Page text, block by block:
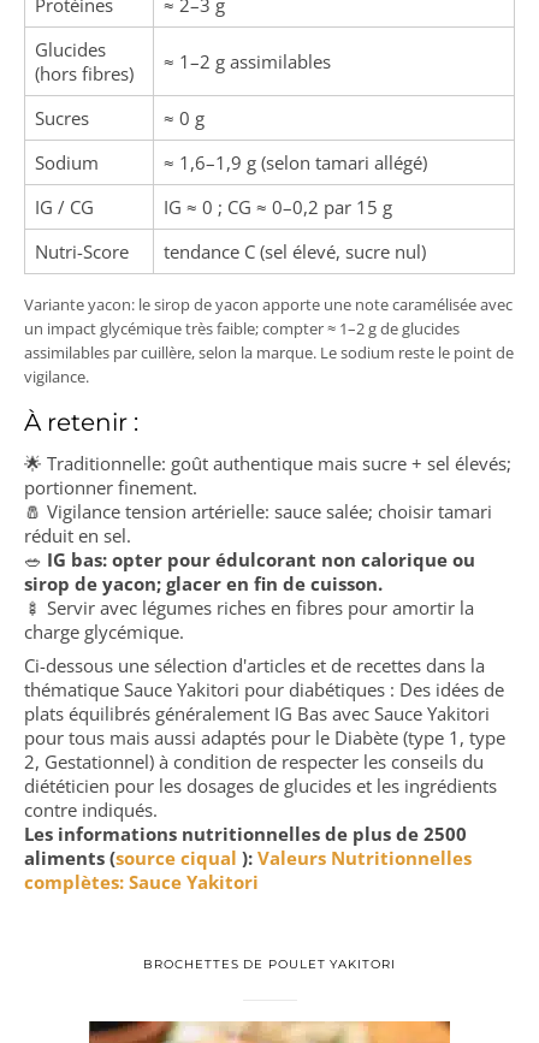
Protéines
≈ 2–3 g
Glucides
(hors fibres)
≈ 1–2 g assimilables
Sucres
≈ 0 g
Sodium
≈ 1,6–1,9 g (selon tamari allégé)
IG / CG
IG ≈ 0 ; CG ≈ 0–0,2 par 15 g
Nutri-Score
tendance C (sel élevé, sucre nul)
Variante yacon: le sirop de yacon apporte une note caramélisée avec
un impact glycémique très faible; compter ≈ 1–2 g de glucides
assimilables par cuillère, selon la marque. Le sodium reste le point de
vigilance.
À retenir :
🌟 Traditionnelle: goût authentique mais sucre + sel élevés;
portionner finement.
🧂 Vigilance tension artérielle: sauce salée; choisir tamari
réduit en sel.
🥗 IG bas: opter pour édulcorant non calorique ou
sirop de yacon; glacer en fin de cuisson.
🍢 Servir avec légumes riches en fibres pour amortir la
charge glycémique.
Ci-dessous une sélection d'articles et de recettes dans la
thématique Sauce Yakitori pour diabétiques : Des idées de
plats équilibrés généralement IG Bas avec Sauce Yakitori
pour tous mais aussi adaptés pour le Diabète (type 1, type
2, Gestationnel) à condition de respecter les conseils du
diététicien pour les dosages de glucides et les ingrédients
contre indiqués.
Les informations nutritionnelles de plus de 2500
aliments (source ciqual ): Valeurs Nutritionnelles
complètes: Sauce Yakitori
BROCHETTES DE POULET YAKITORI